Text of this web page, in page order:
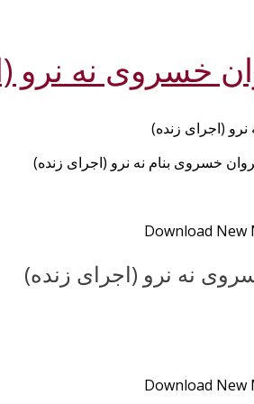
خسروی نه نرو
(اجرای زنده)
Download New
نه نرو (اجرای زنده)
Download New